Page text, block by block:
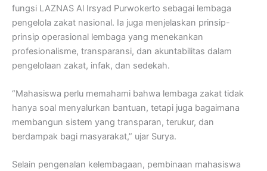
fungsi LAZNAS Al Irsyad Purwokerto sebagai lembaga
pengelola zakat nasional. Ia juga menjelaskan prinsip-
prinsip operasional lembaga yang menekankan
profesionalisme, transparansi, dan akuntabilitas dalam
pengelolaan zakat, infak, dan sedekah.
“Mahasiswa perlu memahami bahwa lembaga zakat tidak
hanya soal menyalurkan bantuan, tetapi juga bagaimana
membangun sistem yang transparan, terukur, dan
berdampak bagi masyarakat,” ujar Surya.
Selain pengenalan kelembagaan, pembinaan mahasiswa